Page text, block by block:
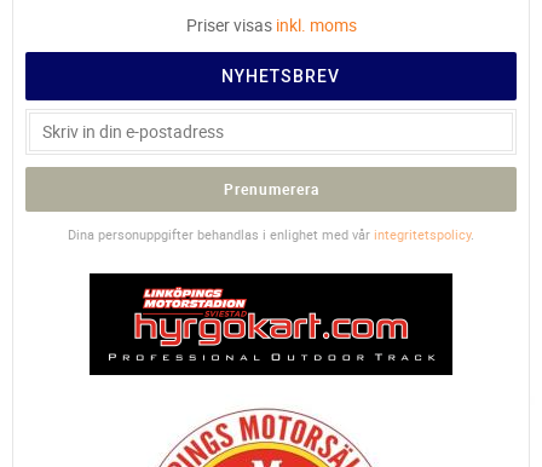
Priser visas inkl. moms
NYHETSBREV
Prenumerera
Dina personuppgifter behandlas i enlighet med vår integritetspolicy.